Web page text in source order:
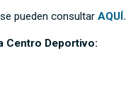
pueden consultar AQUÍ.
Centro Deportivo: